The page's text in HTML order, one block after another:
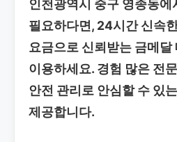
인천광역시 중구 영종동에
필요하다면, 24시간 신속
요금으로 신뢰받는 금메달
이용하세요. 경험 많은 전
안전 관리로 안심할 수 있
제공합니다.